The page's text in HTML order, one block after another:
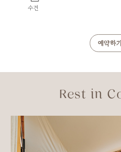
수건
예약하기
Rest in